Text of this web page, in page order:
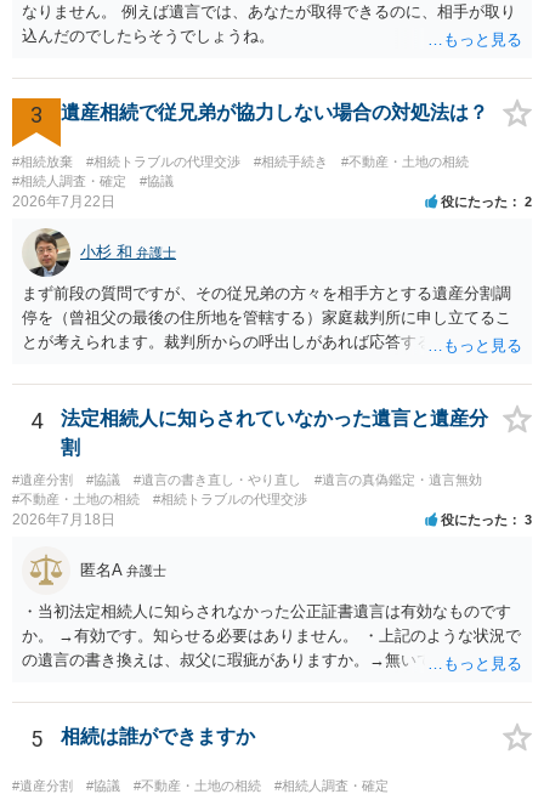
なりません。 例えば遺言では、あなたが取得できるのに、相手が取り
込んだのでしたらそうでしょうね。
3 遺産相続で従兄弟が協力しない場合の対処法は？
#相続放棄 #相続トラブルの代理交渉 #相続手続き
#不動産・土地の相続
#相続人調査・確定
#協議
2026年7月22日 役にたった 2
小杉 和 弁護士
まず前段の質問ですが、その従兄弟の方々を相手方とする遺産分割調
停を（曾祖父の最後の住所地を管轄する）家庭裁判所に申し立てるこ
とが考えられます。裁判所からの呼出しがあれば応答する可能性がま
能と思われます。時間が思った以上にないので必要書類をてきぱきと
揃える必要があります。その点是非御注意ください。
4
法定相続人に知らされていなかった遺言と遺産分
割
#遺産分割 #協議 #遺言の書き直し・やり直し
#遺言の真偽鑑定・遺言無効
#不動産・土地の相続
#相続トラブルの代理交渉
2026年7月18日 役にたった 3
匿名A 弁護士
・当初法定相続人に知らされなかった公正証書遺言は有効なものです
か。 →有効です。知らせる必要はありません。 ・上記のような状況で
の遺言の書き換えは、叔父に瑕疵がありますか。→無いです。 ・分割
ますか。 →本人が自由に決められますので、どこが妥当とは言えない
です。客観的な基準もありません。 ・できれば穏やかに、分割を拒否
することはできますか。 →分割を拒否するということは、遺産はいら
ないということでしょうか。遺言で、受取を指定されててもいらない
5 相続は誰ができますか
#遺産分割 #協議 #不動産・土地の相続
#相続人調査・確定